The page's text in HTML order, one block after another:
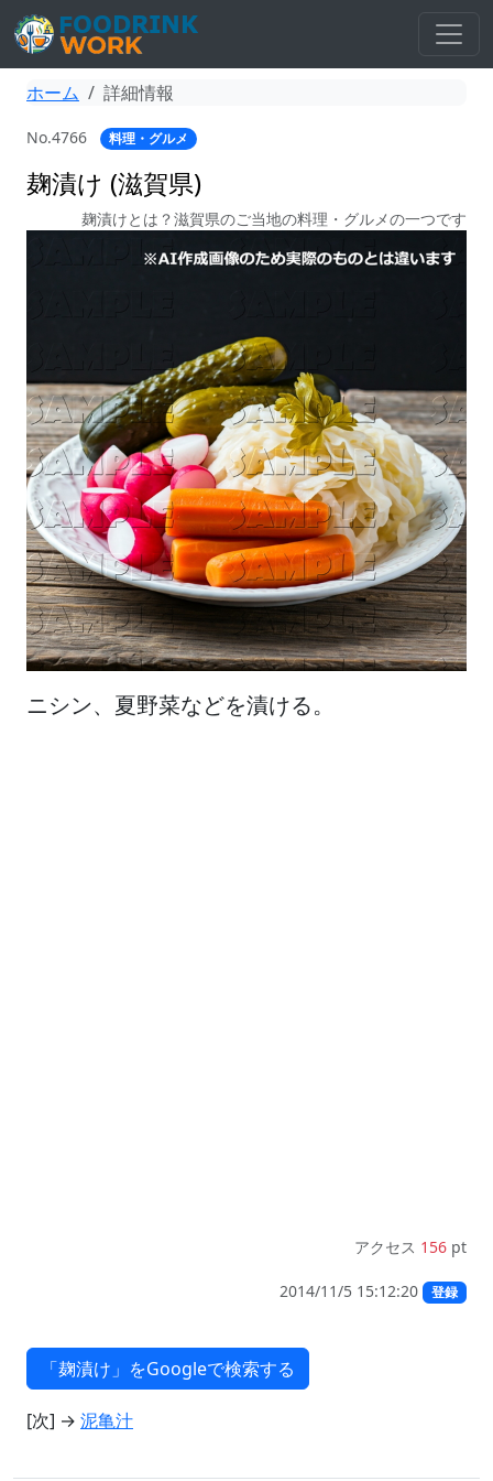
ホーム 詳細情報
No.4766 料理・グルメ
麹漬け (滋賀県)
麹漬けとは？滋賀県のご当地の料理・グルメの一つです
ニシン、夏野菜などを漬ける。
アクセス 156 pt
2014/11/5 15:12:20 登録
[次] → 泥亀汁